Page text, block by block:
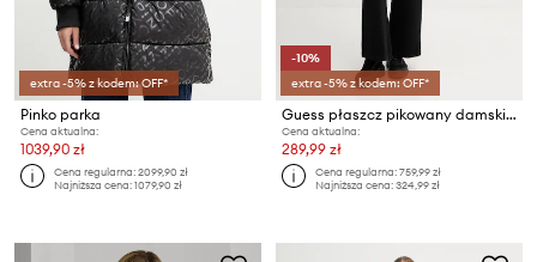
extra -5% z kodem: OFF*
Pinko parka
Cena aktualna:
1039,90 zł
Cena regularna:2099,90 zł
Najniższa cena:1079,90 zł
-10%
extra -5% z kodem: OFF*
Guess płaszcz pikowany damski NEW ALETA
Cena aktualna:
289,99 zł
Cena regularna:759,99 zł
Najniższa cena:324,99 zł